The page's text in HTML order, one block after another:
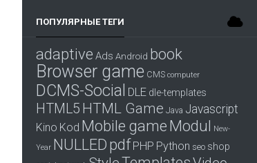
ПОПУЛЯРНЫЕ ТЕГИ
adaptive Ads Android book
Browser game CMS computer
DCMS-Social DLE dle-templates
HTML5 HTML Game Java Javascript
Kino Kod Mobile gameModul New-
Year NULLED pdf PHP Python seo shop